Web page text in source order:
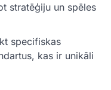
stratēģiju un spēles
specifiskas
kas ir unikāli